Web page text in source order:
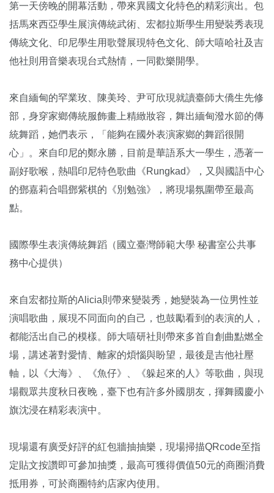
第一天傍晚的開幕活動，帶來異國文化特色的精彩演出。包
括馬來西亞學生展演傳統武術、宏都拉斯學生用變裝秀表現
傳統文化、印尼學生用歌聲展現特色文化、師大嘻哈社及吉
他社則用音樂表現台式熱情，一同歡樂開學。
來自緬甸的罕業玫、陳美玲、尹可欣現就讀臺師大僑生先修
部，身穿家鄉傳統服飾畫上精緻妝容，舞出緬甸潑水節的傳
統舞蹈，她們表示，「能夠在國外表演家鄉的舞蹈很開
心」。來自印尼的鄭永勝，目前是華語系大一學生，憑著一
副好歌喉，熱唱印尼特色歌曲《Rungkad》，又與國語中心
的鄧嘉莉合唱鄧紫棋的《別勉強》，將現場氛圍帶至最高
點。
國際學生表演傳統舞蹈（ 國立臺灣師範大學 秘書室公共事
務中心提供）
來自宏都拉斯的Alicia則帶來變裝秀，她變裝為一位男性並
演唱歌曲，展現不同面向的自己，也鼓勵看到的表演的人，
都能活出自己的模樣。師大嘻研社則帶來多首自創曲點燃全
場，講述著對愛情、離家的煩惱與盼望，最後是吉他社壓
軸，以《大海》、《魚仔》、《躲起來的人》等歌曲，與現
場觀眾共度秋日夜晚，臺下也有許多外國朋友，揮舞國慶小
旗沈浸在精彩表演中。
現場還有廣受好評的紅包牆抽抽樂，現場掃描QRcode至指
定貼文按讚即可參加抽獎，最高可獲得價值50元的商圈消費
抵用券，可於商圈特約店家內使用。